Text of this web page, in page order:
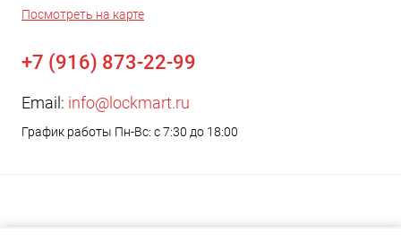
Посмотреть на карте
+7 (916) 873-22-99
Email: info@lockmart.ru
График работы Пн-Вс: с 7:30 до 18:00